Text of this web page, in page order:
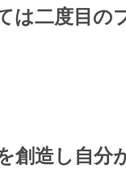
は二度目の
創造し自分